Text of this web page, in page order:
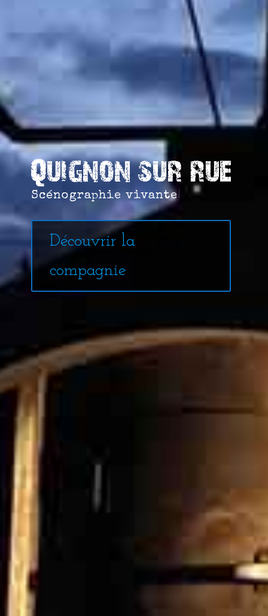
Scénographie vivante|
Découvrir la
compagnie